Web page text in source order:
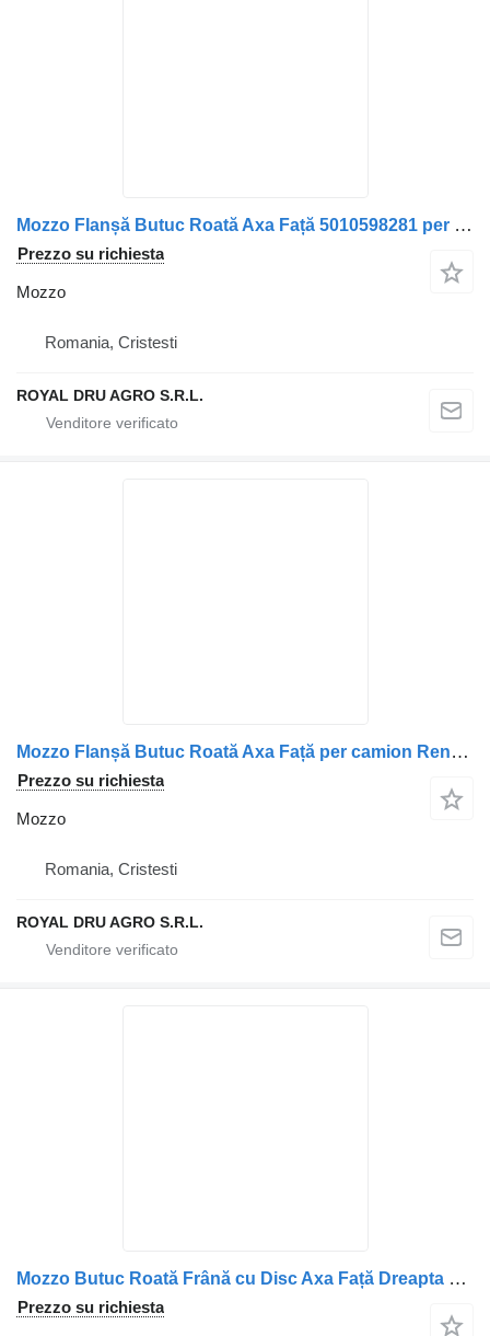
Mozzo Flanșă Butuc Roată Axa Față 5010598281 per camion Renault Renault
Prezzo su richiesta
Mozzo
Romania, Cristesti
ROYAL DRU AGRO S.R.L.
Mozzo Flanșă Butuc Roată Axa Față per camion Renault Vehicule Renault
Prezzo su richiesta
Mozzo
Romania, Cristesti
ROYAL DRU AGRO S.R.L.
Mozzo Butuc Roată Frână cu Disc Axa Față Dreapta per camion Renault
Prezzo su richiesta